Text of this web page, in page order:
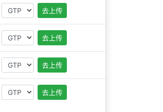
去上传
去上传
去上传
去上传